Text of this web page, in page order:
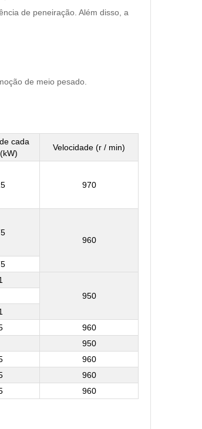
de peneiração. Além disso, a
de meio pesado.
cada
Velocidade (r / min)
970
960
950
960
950
960
960
960